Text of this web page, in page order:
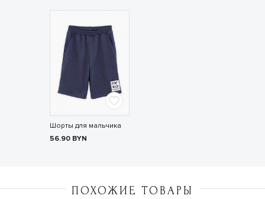
Шорты для мальчика
56.90 BYN
ПОХОЖИЕ ТОВАРЫ